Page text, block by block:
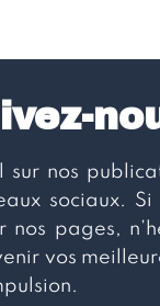
nos
sociaux. Si
nos pages,
vos